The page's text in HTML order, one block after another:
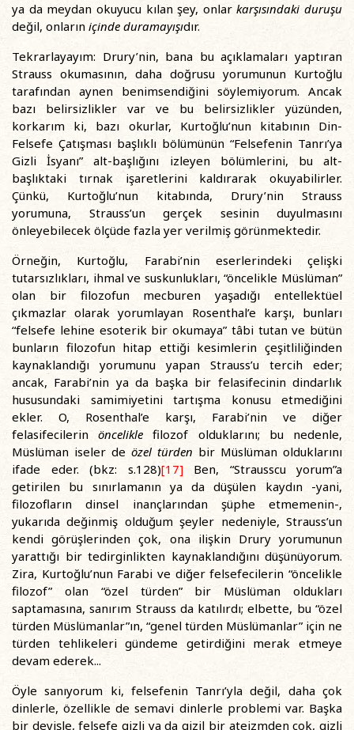
ya da meydan okuyucu kılan şey, onlarkarşısındaki duruşu
değil, onların içinde duramayışıdır.
Tekrarlayayım: Drury’nin, bana bu açıklamaları yaptıran
Strauss okumasının, daha doğrusu yorumunun Kurtoğlu
tarafından aynen benimsendiğini söylemiyorum. Ancak
bazı belirsizlikler var ve bu belirsizlikler yüzünden,
korkarım ki, bazı okurlar, Kurtoğlu’nun kitabının Din-
Felsefe Çatışması başlıklı bölümünün “Felsefenin Tanrı’ya
Gizli İsyanı” alt-başlığını izleyen bölümlerini, bu alt-
başlıktaki tırnak işaretlerini kaldırarak okuyabilirler.
Çünkü, Kurtoğlu’nun kitabında, Drury’nin Strauss
yorumuna, Strauss’un gerçek sesinin duyulmasını
önleyebilecek ölçüde fazla yer verilmiş görünmektedir.
Örneğin, Kurtoğlu, Farabi’nin eserlerindeki çelişki
tutarsızlıkları, ihmal ve suskunlukları, “öncelikle Müslüman”
olan bir filozofun mecburen yaşadığı entellektüel
çıkmazlar olarak yorumlayan Rosenthal’e karşı, bunları
“felsefe lehine esoterik bir okumaya” tâbi tutan ve bütün
bunların filozofun hitap ettiği kesimlerin çeşitliliğinden
kaynaklandığı yorumunu yapan Strauss’u tercih eder;
ancak, Farabi’nin ya da başka bir felasifecinin dindarlık
hususundaki samimiyetini tartışma konusu etmediğini
ekler. O, Rosenthal’e karşı, Farabi’nin ve diğer
felasifecilerinöncelikle filozof olduklarını; bu nedenle,
Müslüman iseler de özel türden bir Müslüman olduklarını
ifade eder. (bkz: s.128)[17]Ben, “Strausscu yorum”a
getirilen bu sınırlamanın ya da düşülen kaydın -yani,
filozofların dinsel inançlarından şüphe etmemenin-,
yukarıda değinmiş olduğum şeyler nedeniyle, Strauss’un
kendi görüşlerinden çok, ona ilişkin Drury yorumunun
yarattığı bir tedirginlikten kaynaklandığını düşünüyorum.
Zira, Kurtoğlu’nun Farabi ve diğer felsefecilerin “öncelikle
filozof” olan “özel türden” bir Müslüman oldukları
saptamasına, sanırım Strauss da katılırdı; elbette, bu “özel
türden Müslümanlar”ın, “genel türden Müslümanlar” için ne
türden tehlikeleri gündeme getirdiğini merak etmeye
devam ederek...
Öyle sanıyorum ki, felsefenin Tanrı’yla değil, daha çok
dinlerle, özellikle de semavi dinlerle problemi var. Başka
bir deyişle, felsefe gizli ya da gizil bir ateizmden çok, gizli